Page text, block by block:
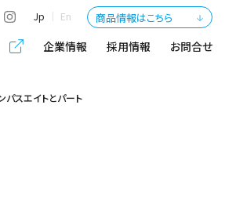
Jp En 商品情報はこちら
企業情報 採用情報 お問合せ
スエイトとパート